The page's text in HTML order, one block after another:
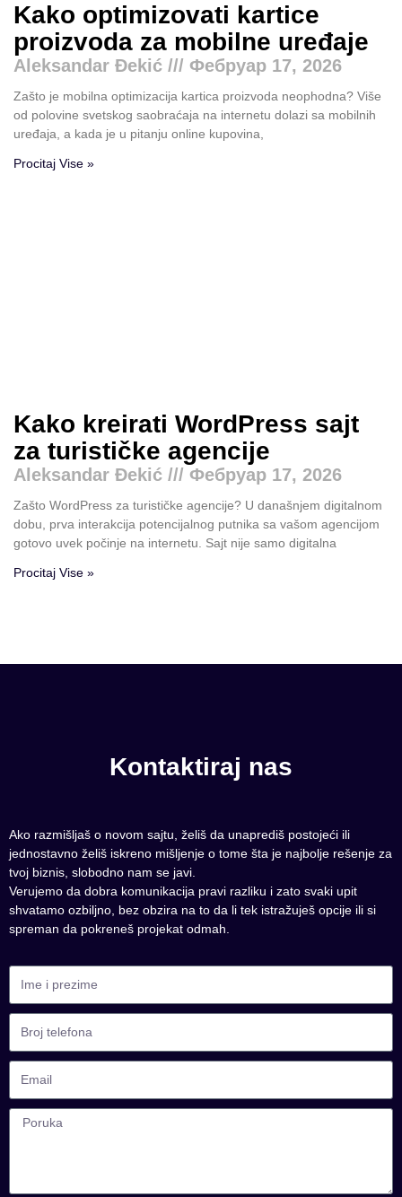
Kako optimizovati kartice
proizvoda za mobilne uređaje
Aleksandar Đekić Фебруар 17, 2026
Zašto je mobilna optimizacija kartica proizvoda neophodna? Više
od polovine svetskog saobraćaja na internetu dolazi sa mobilnih
uređaja, a kada je u pitanju online kupovina,
Procitaj Vise »
Kako kreirati WordPress sajt
za turističke agencije
Aleksandar Đekić Фебруар 17, 2026
Zašto WordPress za turističke agencije? U današnjem digitalnom
dobu, prva interakcija potencijalnog putnika sa vašom agencijom
gotovo uvek počinje na internetu. Sajt nije samo digitalna
Procitaj Vise »
Kontaktiraj nas
Ako razmišljaš o novom sajtu, želiš da unaprediš postojeći ili
jednostavno želiš iskreno mišljenje o tome šta je najbolje rešenje za
tvoj biznis, slobodno nam se javi.
Verujemo da dobra komunikacija pravi razliku i zato svaki upit
shvatamo ozbiljno, bez obzira na to da li tek istražuješ opcije ili si
spreman da pokreneš projekat odmah.